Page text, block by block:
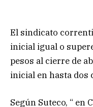
El sindicato
inicial igual o
pesos al cierre de
inicial en hasta dos
Según Suteco, “ en